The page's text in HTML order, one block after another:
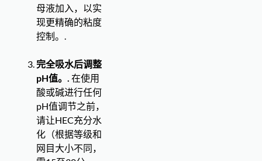
母液加入，以实
现更精确的粘度
控制。.
完全吸水后调整
pH值。. 在使用
酸或碱进行任何
pH值调节之前，
请让HEC充分水
化（根据等级和
网目大小不同，